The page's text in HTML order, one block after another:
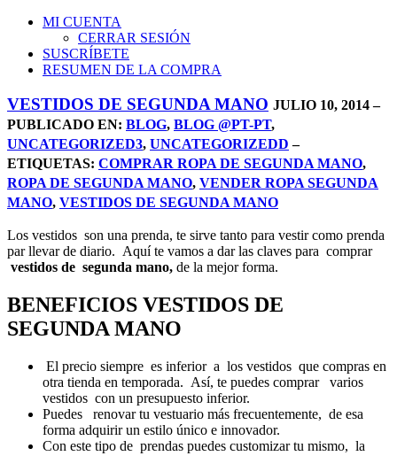
MI CUENTA
CERRAR SESIÓN
SUSCRÍBETE
RESUMEN DE LA COMPRA
VESTIDOS DE SEGUNDA MANO JULIO 10, 2014 –
PUBLICADO EN: BLOG, BLOG @PT-PT,
UNCATEGORIZED3, UNCATEGORIZEDD –
ETIQUETAS: COMPRAR ROPA DE SEGUNDA MANO,
ROPA DE SEGUNDA MANO, VENDER ROPA SEGUNDA
MANO, VESTIDOS DE SEGUNDA MANO
Los vestidos son una prenda, te sirve tanto para vestir como prenda
par llevar de diario. Aquí te vamos a dar las claves para comprar
vestidos de segunda mano, de la mejor forma.
BENEFICIOS VESTIDOS DE
SEGUNDA MANO
El precio siempre es inferior a los vestidos que compras en
otra tienda en temporada. Así, te puedes comprar varios
vestidos con un presupuesto inferior.
Puedes renovar tu vestuario más frecuentemente, de esa
forma adquirir un estilo único e innovador.
Con este tipo de prendas puedes customizar tu mismo, la